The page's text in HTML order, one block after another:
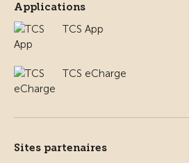
Applications
TCS App
TCS eCharge
Sites partenaires